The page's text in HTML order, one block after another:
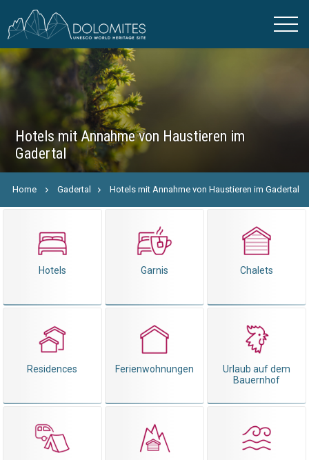
Hotels mit Annahme von Haustieren im
Gadertal
Home Gadertal Hotels mit Annahme von Haustieren im Gadertal
Hotels Garnis Chalets
Residences Ferienwohnungen
Urlaub auf dem
Bauernhof